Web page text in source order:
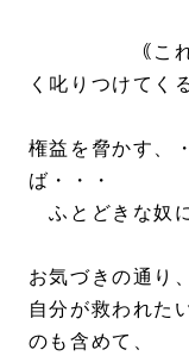
｟これ、言
く叱りつけてく
当然
権益を脅かす、
ば・・・
ふとどきな奴
お気づきの通り、
自分が救われた
のも含めて、